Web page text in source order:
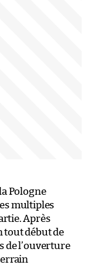
Pologne
multiples
Après
tout début de
de l’ouverture